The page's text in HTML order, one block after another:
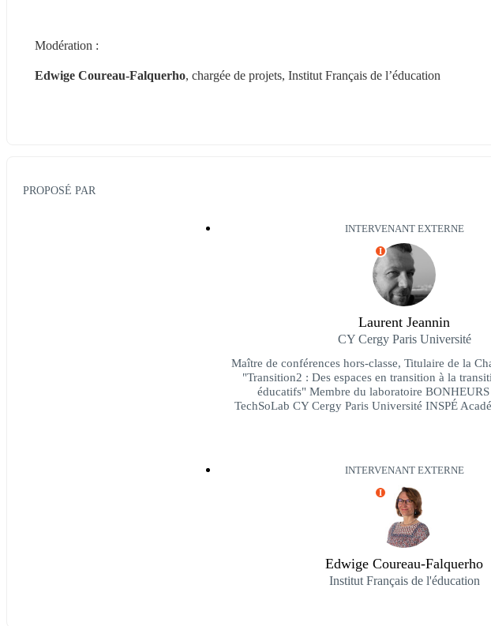
Modération :
Edwige Coureau-Falquerho, chargée de projets, Institut Français de l’éducation
PROPOSÉ PAR
INTERVENANT EXTERNE
I
Laurent Jeannin
CY Cergy Paris Université
Maître de conférences hors-classe, Titulaire de la
"Transition2 : Des espaces en transition à la
éducatifs" Membre du laboratoire
TechSoLab CY Cergy Paris Université INSPÉ
INTERVENANT EXTERNE
I
Edwige Coureau-Falquerho
Institut Français de l'éducation